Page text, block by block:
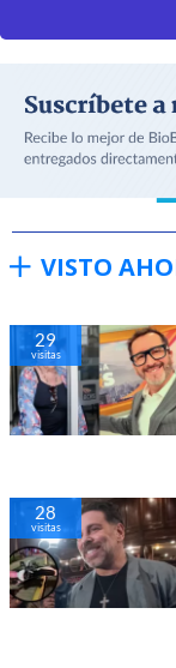
VISTO
29
visitas
28
visitas